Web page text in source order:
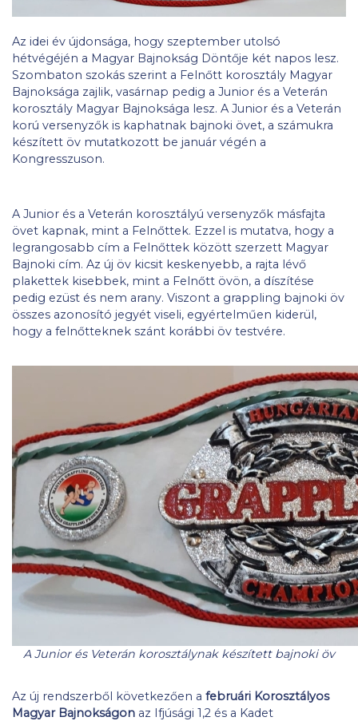
Az idei év újdonsága, hogy szeptember utolsó
hétvégéjén a Magyar Bajnokság Döntője két napos lesz.
Szombaton szokás szerint a Felnőtt korosztály Magyar
Bajnoksága zajlik, vasárnap pedig a Junior és a Veterán
korosztály Magyar Bajnoksága lesz. A Junior és a Veterán
korú versenyzők is kaphatnak bajnoki övet, a számukra
készített öv mutatkozott be január végén a
Kongresszuson.
A Junior és a Veterán korosztályú versenyzők másfajta
övet kapnak, mint a Felnőttek. Ezzel is mutatva, hogy a
legrangosabb cím a Felnőttek között szerzett Magyar
Bajnoki cím. Az új öv kicsit keskenyebb, a rajta lévő
plakettek kisebbek, mint a Felnőtt övön, a díszítése
pedig ezüst és nem arany. Viszont a grappling bajnoki öv
összes azonosító jegyét viseli, egyértelműen kiderül,
hogy a felnőtteknek szánt korábbi öv testvére.
A Junior és Veterán korosztálynak készített bajnoki öv
Az új rendszerből következően a februári Korosztályos
Magyar Bajnokságon az Ifjúsági 1,2 és a Kadet